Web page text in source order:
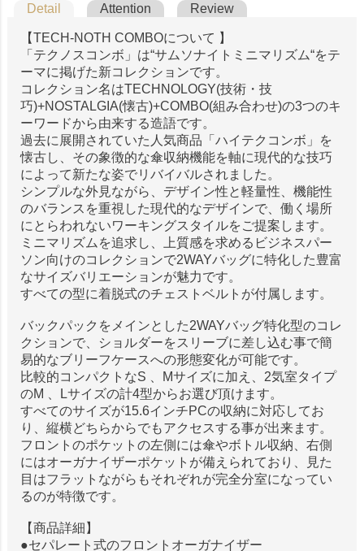
Detail Attention Review
【TECH-NOTH COMBOについて 】
「テクノスコンボ」は“サムソナイトミニマリズム“をテ
ーマに掲げた新コレクションです。
コレクション名はTECHNOLOGY(技術・技
巧)+NOSTALGIA(懐古)+COMBO(組み合わせ)の3つのキ
ーワードから由来する造語です。
過去に展開されていた人気商品「ハイテクコンボ」を
懐古し、その象徴的な傘収納機能を軸に現代的な技巧
によって新たな姿でリバイバルされました。
シンプルな外見ながら、デザイン性と軽量性、機能性
のバランスを重視した現代的なデザインで、働く場所
にとらわれないワーキングスタイルをご提案します。
ミニマリズムを追求し、上質感を求めるビジネスパー
ソン向けのコレクションで2WAYバッグに特化した豊富
なサイズバリエーションが魅力です。
すべての型に着脱式のチェストベルトが付属します。
バックパックをメインとした2WAYバッグ特化型のコレ
クションで、ショルダーをスリーブに差し込む事で簡
易的なブリーフケースへの形態変化が可能です。
比較的コンパクトなS 、Mサイズに加え、2気室タイプ
のM 、Lサイズの計4型からお選び頂けます。
すべてのサイズが15.6インチPCの収納に対応してお
り、縦横どちらからでもアクセスする事が出来ます。
フロントのポケットの左側には傘やボトル収納、右側
にはオーガナイザーポケットが備えられており、見た
目はフラットながらもそれぞれが完全分室になってい
るのが特徴です。
【商品詳細】
●セパレート式のフロントオーガナイザー